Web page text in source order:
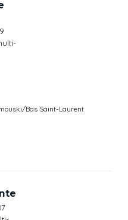
Bas Saint-Laurent